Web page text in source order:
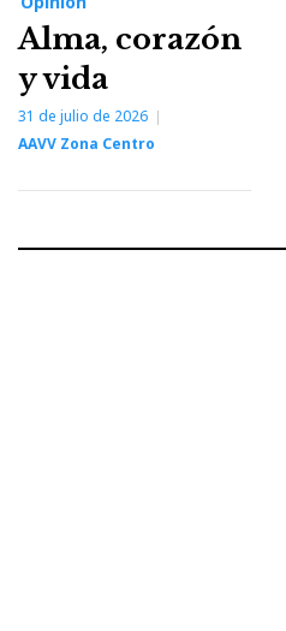
Alma, corazón
y vida
31 de julio de 2026
AAVV Zona Centro